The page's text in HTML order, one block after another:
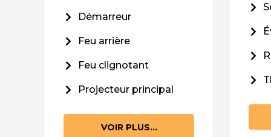
Démarreur
Feu arrière
Feu clignotant
Projecteur principal
VOIR PLUS...